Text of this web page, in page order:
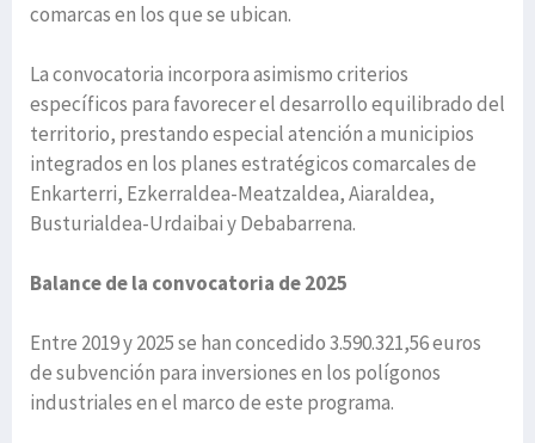
comarcas en los que se ubican.
La convocatoria incorpora asimismo criterios
específicos para favorecer el desarrollo equilibrado del
territorio, prestando especial atención a municipios
integrados en los planes estratégicos comarcales de
Enkarterri, Ezkerraldea-Meatzaldea, Aiaraldea,
Busturialdea-Urdaibai y Debabarrena.
Balance de la convocatoria de 2025
Entre 2019 y 2025 se han concedido 3.590.321,56 euros
de subvención para inversiones en los polígonos
industriales en el marco de este programa.